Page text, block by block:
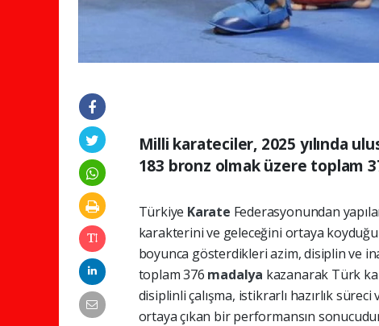
Milli karateciler, 2025 yılında
183 bronz olmak üzere toplam
Türkiye Karate Federasyonundan
karakterini ve geleceğini ortaya
boyunca gösterdikleri azim, disiplin ve
toplam 376 madalya kazanarak Türk
disiplinli çalışma, istikrarlı hazırlık
ortaya çıkan bir performansın